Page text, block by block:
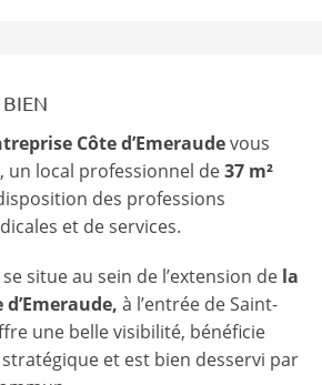
Côte d’Emeraudevous
, un local professionnel de37 m²
des professions
et de services.
situe au sein de l’extension de la
à l’entrée de Saint-
une belle visibilité, bénéficie
et est bien desservi par